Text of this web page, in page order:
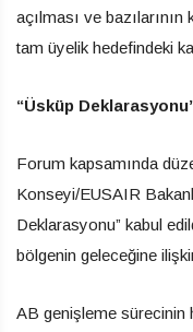
açılması ve
tam üyelik hedefindeki
“Üsküp
Forum kapsamında
Konseyi/EUSAIR
Deklarasyonu” kabul
bölgenin geleceğine
AB genişleme sürecinin